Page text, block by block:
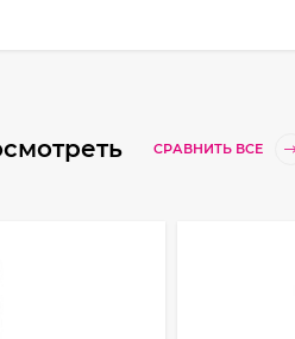
СРАВНИТЬ ВСЕ